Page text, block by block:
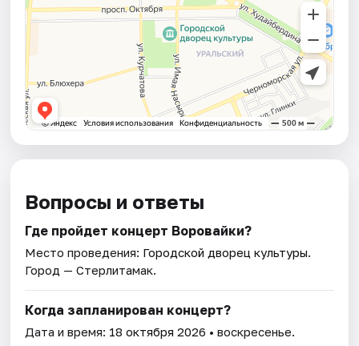
Вопросы и ответы
Где пройдет концерт Воровайки?
Место проведения: Городской дворец культуры.
Город — Стерлитамак.
Когда запланирован концерт?
Дата и время: 18 октября 2026 • воскресенье.